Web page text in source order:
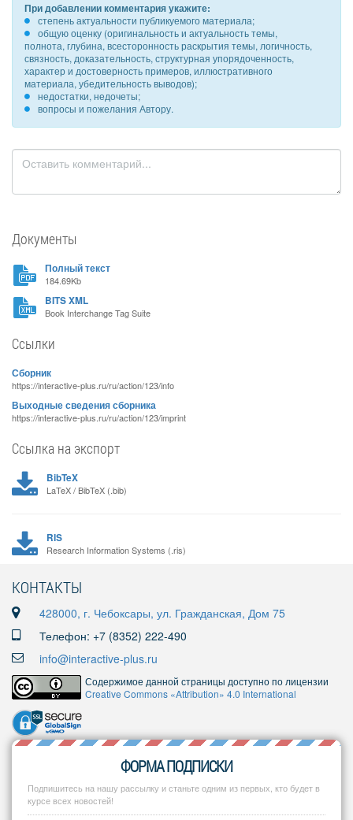
При добавлении комментария укажите:
степень актуальности публикуемого материала;
общую оценку (оригинальность и актуальность темы,
полнота, глубина, всесторонность раскрытия темы, логичность,
связность, доказательность, структурная упорядоченность,
характер и достоверность примеров, иллюстративного
материала, убедительность выводов);
недостатки, недочеты;
вопросы и пожелания Автору.
Документы
Полный текст
184.69Kb
BITS XML
Book Interchange Tag Suite
Ссылки
Сборник
https://interactive-plus.ru/ru/action/123/info
Выходные сведения сборника
https://interactive-plus.ru/ru/action/123/imprint
Ссылка на экспорт
BibTeX
LaTeX / BibTeX (.bib)
RIS
Research Information Systems (.ris)
КОНТАКТЫ
428000, г. Чебоксары, ул. Гражданская, Дом 75
Телефон: +7 (8352) 222-490
info@interactive-plus.ru
Содержимое данной страницы доступно по лицензии
Creative Commons «Attribution» 4.0 International
ФОРМА ПОДПИСКИ
Подпишитесь на нашу рассылку и станьте одним из первых, кто будет в
курсе всех новостей!